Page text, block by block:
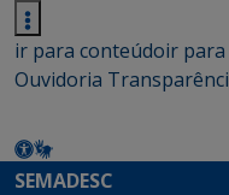
ir para conteúdoir para
Ouvidoria
SEMADESC